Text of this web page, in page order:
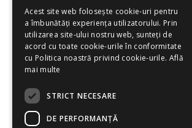
© 2026 Smart Project Solutions. All
Acest site web folosește cookie-uri pentru
a îmbunătăți experiența utilizatorului. Prin
utilizarea site-ului nostru web, sunteți de
acord cu toate cookie-urile în conformitate
cu Politica noastră privind cookie-urile. Află
mai multe
STRICT NECESARE
DE PERFORMANȚĂ